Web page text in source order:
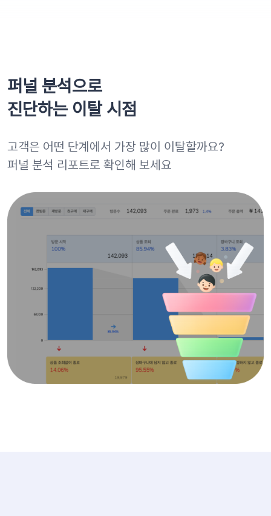
퍼널 분석으로
진단하는 이탈 시점
고객은 어떤 단계에서 가장 많이 이탈할까요?
퍼널 분석 리포트로 확인해 보세요